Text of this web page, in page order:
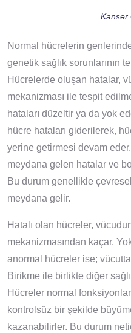
Kanser
Normal hücrelerin
genetik sağlık sorunlarının
Hücrelerde oluşan hatalar,
mekanizması ile tespit
hataları düzeltir ya da yok
hücre hataları giderilerek,
yerine getirmesi devam
meydana gelen hatalar ve
Bu durum genellikle
meydana gelir.
Hatalı olan hücreler,
mekanizmasından kaçar.
anormal hücreler ise;
Birikme ile birlikte diğer
Hücreler normal
kontrolsüz bir şekilde
kazanabilirler. Bu durum